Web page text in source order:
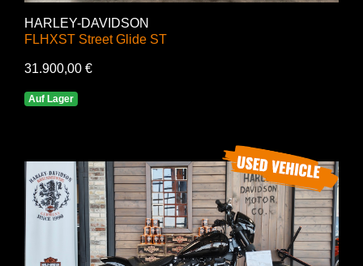
HARLEY-DAVIDSON
FLHXST Street Glide ST
31.900,00 €
Auf Lager